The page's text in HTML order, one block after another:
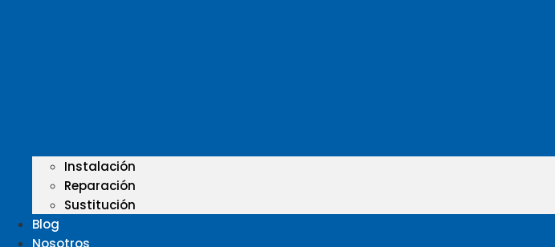
Instalación
Reparación
Sustitución
Blog
Nosotros